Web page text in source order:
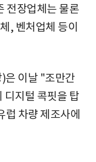
전장업체는 물론
, 벤처업체 등이
은 이날 "조만간
디지털 콕핏을 탑
차량 제조사에